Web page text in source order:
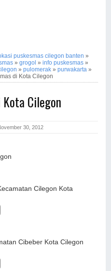
puskesmas cilegon banten »
»grogol »info puskesmas »
»pulomerak »purwakarta »
di Kota Cilegon
Cilegon
30, 2012
Cilegon Kota
Cibeber Kota Cilegon